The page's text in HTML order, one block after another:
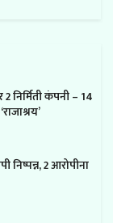
निर्मिती कंपनी – 14
2 आरोपीना